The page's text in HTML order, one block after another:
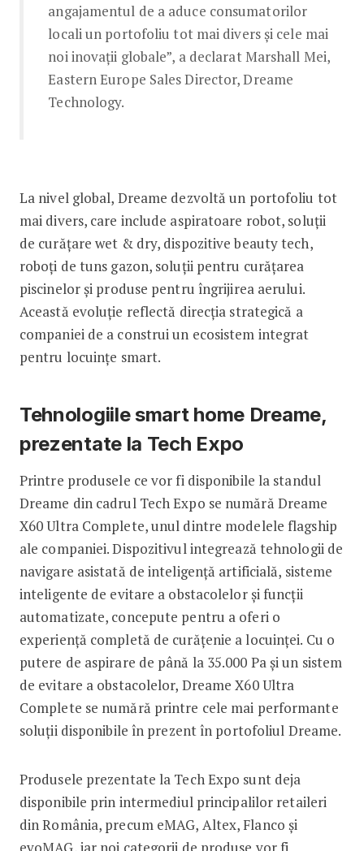
angajamentul de a aduce consumatorilor
locali un portofoliu tot mai divers și cele mai
noi inovații globale”, a declarat Marshall Mei,
Eastern Europe Sales Director, Dreame
Technology.
La nivel global, Dreame dezvoltă un portofoliu tot
mai divers, care include aspiratoare robot, soluții
de curățare wet & dry, dispozitive beauty tech,
roboți de tuns gazon, soluții pentru curățarea
piscinelor și produse pentru îngrijirea aerului.
Această evoluție reflectă direcția strategică a
companiei de a construi un ecosistem integrat
pentru locuințe smart.
Tehnologiile smart home Dreame,
prezentate la Tech Expo
Printre produsele ce vor fi disponibile la standul
Dreame din cadrul Tech Expo se numără Dreame
X60 Ultra Complete, unul dintre modelele flagship
ale companiei. Dispozitivul integrează tehnologii de
navigare asistată de inteligență artificială, sisteme
inteligente de evitare a obstacolelor și funcții
automatizate, concepute pentru a oferi o
experiență completă de curățenie a locuinței. Cu o
putere de aspirare de până la 35.000 Pa și un sistem
de evitare a obstacolelor, Dreame X60 Ultra
Complete se numără printre cele mai performante
soluții disponibile în prezent în portofoliul Dreame.
Produsele prezentate la Tech Expo sunt deja
disponibile prin intermediul principalilor retaileri
din România, precum eMAG, Altex, Flanco și
evoMAG, iar noi categorii de produse vor fi